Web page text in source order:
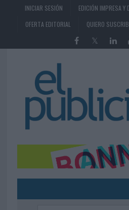
INICIAR SESIÓN EDICIÓN IMPRESA Y
OFERTA EDITORIAL
QUIERO